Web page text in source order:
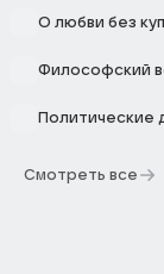
О любви без
Философский
Политические
Смотреть все